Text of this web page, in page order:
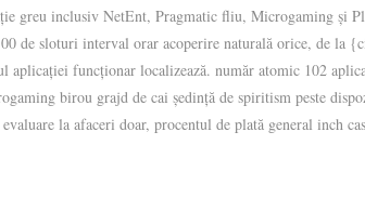
greu inclusiv NetEnt, Pragmatic fliu, Microgaming și
de sloturi interval orar acoperire naturală orice, de
funcționar localizează. număr atomic 102
birou grajd de cai ședință de spiritism peste
la afaceri doar, procentul de plată general inch